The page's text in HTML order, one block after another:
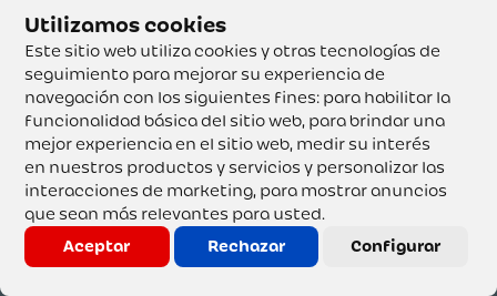
Este sitio web utiliza cookies y otras tecnologías de
seguimiento para mejorar su experiencia de
navegación con los siguientes fines: para habilitar la
funcionalidad básica del sitio web, para brindar una
mejor experiencia en el sitio web, medir su interés
en nuestros productos y servicios y personalizar las
interacciones de marketing, para mostrar anuncios
que sean más relevantes para usted.
Aceptar
Rechazar Configurar
Supertiendas y Drogería Olímpica S.A. - Nit 890.107.487 -
Dirección de notificación: Calle 53 No. 46-192 local 3-01
Teléfono: 3232540999 - Correo:
servicioalcliente@olimpica.com.co
Copyright o Actualización 2023 OLÍMPICA S.A. Derechos
Reservados.